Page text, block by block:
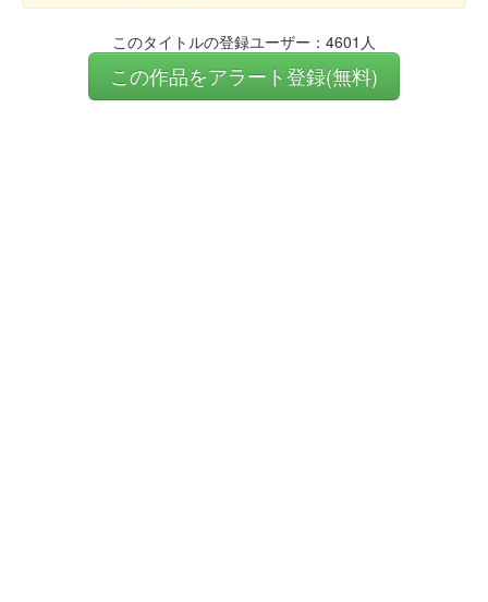
このタイトルの登録ユーザー：4601人
この作品をアラート登録(無料)